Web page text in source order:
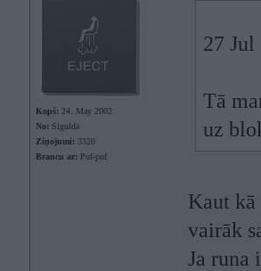
Kopš: 24. May 2002
No: Sigulda
Ziņojumi: 3320
Braucu ar: Puf-puf
27
Tā
uz
Kaut
vairāk
Ja runa